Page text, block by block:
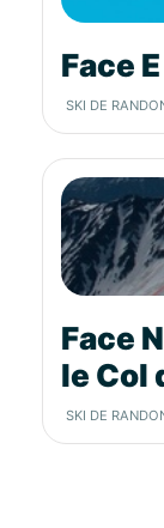
Face E
SKI DE
Face
le Col
SKI DE